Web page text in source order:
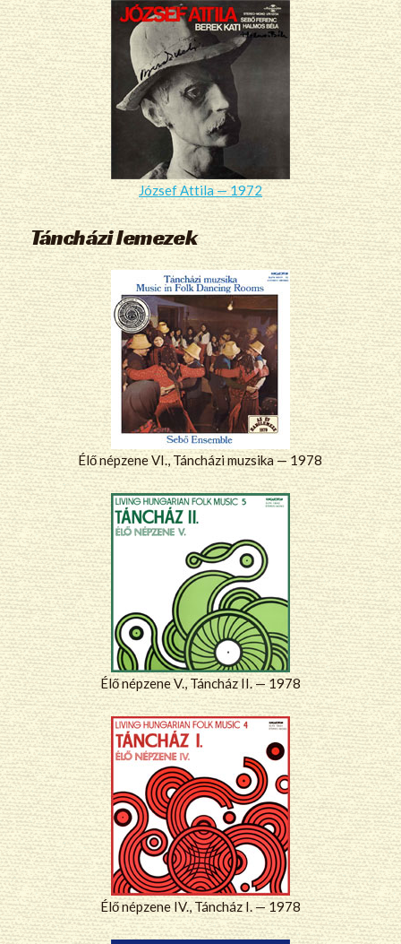
József Attila — 1972
Táncházi lemezek
Élő népzene VI., Táncházi muzsika — 1978
Élő népzene V., Táncház II. — 1978
Élő népzene IV., Táncház I. — 1978